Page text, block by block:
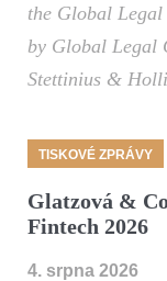
the Global
by Global Legal
Stettinius &
TISKOVÉ ZPRÁVY
Glatzová &
Fintech 2026
4. srpna 2026